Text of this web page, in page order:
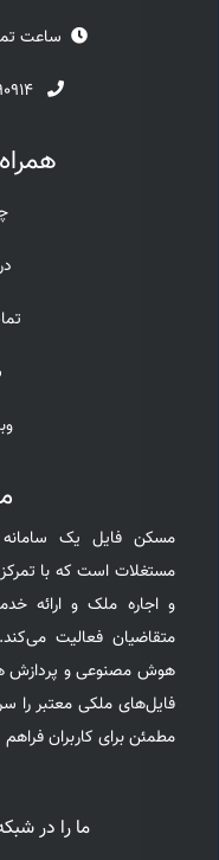
ساعت تماس 9 الی 17
۰۵۱-
مسکن فایل یک
مستغلات است که با
و اجاره ملک و ارائه
متقاضیان فعالیت
هوش مصنوعی و پردازش
فایل‌های ملکی معتبر را
مطمئن برای کاربران
ما را در